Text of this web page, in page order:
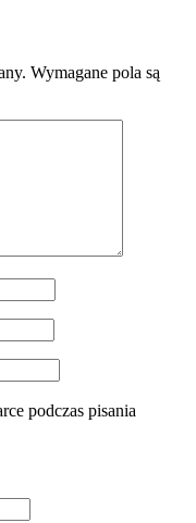
Wymagane pola są
podczas pisania